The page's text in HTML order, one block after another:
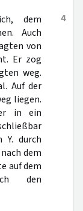
4
dem
Auch
von
Er zog
weg.
Auf der
liegen.
in ein
Y. durch
dem
auf dem
den